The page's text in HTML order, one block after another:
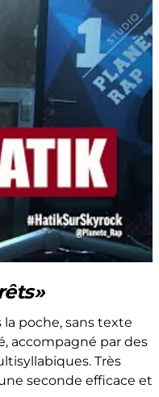
poche, sans texte
accompagné par des
Très
seconde efficace et